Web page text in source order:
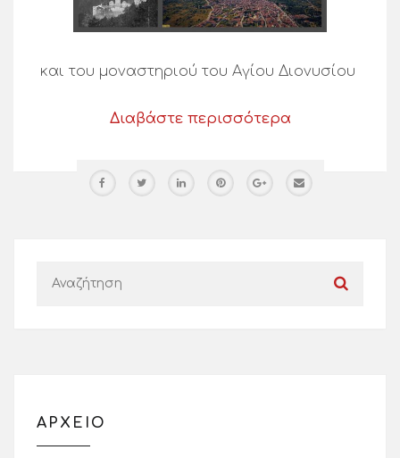
και του μοναστηριού του Αγίου Διονυσίου
Διαβάστε περισσότερα
ΑΡΧΕΙΟ